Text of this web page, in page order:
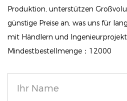
UV-Schutz: Mit
formuliert, bietet es einen
schädlichen UVA- und UVB-
Umwelteinflüssen geschützt
Produktion, unterstützen
günstige Preise an, was uns für
mit Händlern und
Mindestbestellmenge：12000